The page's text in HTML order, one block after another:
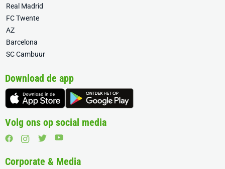
Real Madrid
FC Twente
AZ
Barcelona
SC Cambuur
Download de app
Volg ons op social media
Corporate & Media